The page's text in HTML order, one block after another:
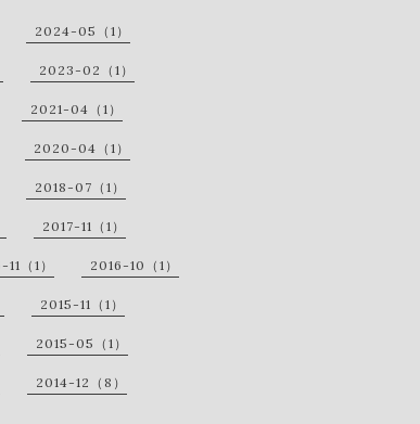
2024-05（1）
2023-02（1）
2021-04（1）
2020-04（1）
2018-07（1）
2017-11（1）
（1） 2016-10（1）
2015-11（1）
2015-05（1）
2014-12（8）